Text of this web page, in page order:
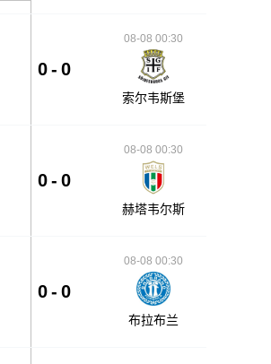
0 - 0
08-08 00:30
索尔韦斯堡
0 - 0
08-08 00:30
赫塔韦尔斯
0 - 0
08-08 00:30
布拉布兰